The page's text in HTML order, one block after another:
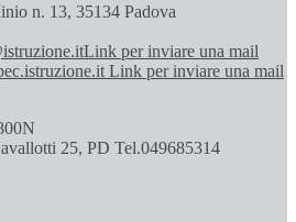
n. 13, 35134 Padova
Link per inviare una mail
Link per inviare una mail
25, PD Tel.049685314